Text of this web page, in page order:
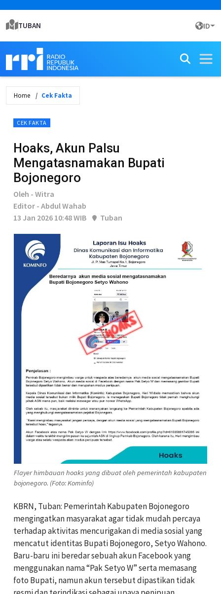
TUBAN ID
Home Cek Fakta
CEK FAKTA
Hoaks, Akun Palsu
Mengatasnamakan Bupati
Bojonegoro
Oleh - Witra
Editor - Abdul Wahab
13 Jan 2026 10:48 WIB
Tuban
Flayer himbauan hoaks yang dibuat oleh pemerintah kabupaten
bojonegoro. (Foto: Kominfo)
KBRN, Tuban: Pemerintah Kabupaten Bojonegoro
mengingatkan masyarakat agar tidak mudah percaya
terhadap aktivitas mencurigakan di media sosial yang
mencatut identitas Bupati Bojonegoro, Setyo Wahono.
Baru-baru ini beredar sebuah akun Facebook yang
menggunakan nama “Pak Setyo W” serta memasang
foto Bupati, namun akun tersebut dipastikan tidak